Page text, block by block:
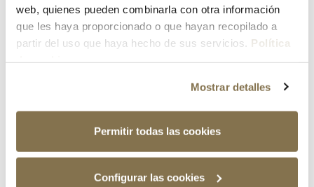
web, quienes pueden combinarla con otra información
que les haya proporcionado o que hayan recopilado a
partir del uso que haya hecho de sus servicios. Política
Mostrar detalles
Permitir todas las cookies
Configurar las cookies